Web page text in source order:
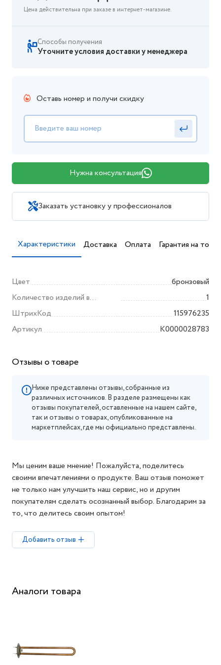
Цена действительна при заказе в интернет-магазине.
Способы получения
Уточните условия доставки у менеджера
Оставь номер и получи скидку
Нужна консультация
Заказать установку у профессионалов
Характеристики Доставка Оплата Гарантия на товар
Цвет
бронзовый
Количество изделий в
комплекте
1
ШтрихКод
115976235
Артикул
K0000028783
Отзывы о товаре
Ниже представлены отзывы, собранные из
различных источников. В разделе размещены как
отзывы покупателей, оставленные на нашем сайте,
так и отзывы о товарах, опубликованные на
маркетплейсах, где мы официально представлены.
Мы ценим ваше мнение! Пожалуйста, поделитесь
своими впечатлениями о продукте. Ваш отзыв поможет
не только нам улучшить наш сервис, но и другим
покупателям сделать осознанный выбор. Благодарим за
то, что делитесь своим опытом!
Добавить отзыв
Аналоги товара